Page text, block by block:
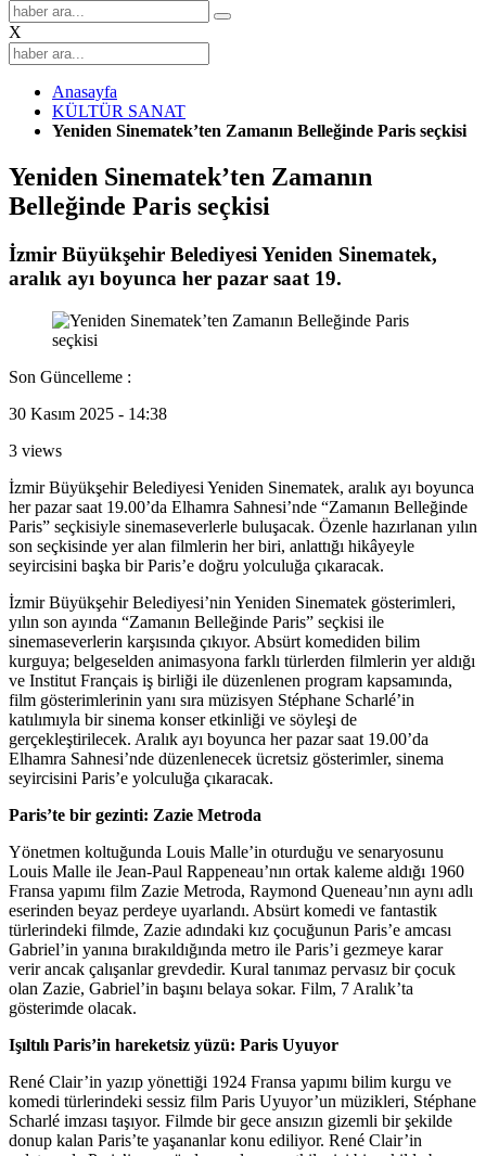
X
Anasayfa
KÜLTÜR SANAT
Yeniden Sinematek’ten Zamanın Belleğinde Paris seçkisi
Yeniden Sinematek’ten Zamanın
Belleğinde Paris seçkisi
İzmir Büyükşehir Belediyesi Yeniden Sinematek,
aralık ayı boyunca her pazar saat 19.
Son Güncelleme :
30 Kasım 2025 - 14:38
3 views
İzmir Büyükşehir Belediyesi Yeniden Sinematek, aralık ayı boyunca
her pazar saat 19.00’da Elhamra Sahnesi’nde “Zamanın Belleğinde
Paris” seçkisiyle sinemaseverlerle buluşacak. Özenle hazırlanan yılın
son seçkisinde yer alan filmlerin her biri, anlattığı hikâyeyle
seyircisini başka bir Paris’e doğru yolculuğa çıkaracak.
İzmir Büyükşehir Belediyesi’nin Yeniden Sinematek gösterimleri,
yılın son ayında “Zamanın Belleğinde Paris” seçkisi ile
sinemaseverlerin karşısında çıkıyor. Absürt komediden bilim
kurguya; belgeselden animasyona farklı türlerden filmlerin yer aldığı
ve Institut Français iş birliği ile düzenlenen program kapsamında,
film gösterimlerinin yanı sıra müzisyen Stéphane Scharlé’in
katılımıyla bir sinema konser etkinliği ve söyleşi de
gerçekleştirilecek. Aralık ayı boyunca her pazar saat 19.00’da
Elhamra Sahnesi’nde düzenlenecek ücretsiz gösterimler, sinema
seyircisini Paris’e yolculuğa çıkaracak.
Paris’te bir gezinti: Zazie Metroda
Yönetmen koltuğunda Louis Malle’in oturduğu ve senaryosunu
Louis Malle ile Jean-Paul Rappeneau’nın ortak kaleme aldığı 1960
Fransa yapımı film Zazie Metroda, Raymond Queneau’nın aynı adlı
eserinden beyaz perdeye uyarlandı. Absürt komedi ve fantastik
türlerindeki filmde, Zazie adındaki kız çocuğunun Paris’e amcası
Gabriel’in yanına bırakıldığında metro ile Paris’i gezmeye karar
verir ancak çalışanlar grevdedir. Kural tanımaz pervasız bir çocuk
olan Zazie, Gabriel’in başını belaya sokar. Film, 7 Aralık’ta
gösterimde olacak.
Işıltılı Paris’in hareketsiz yüzü: Paris Uyuyor
René Clair’in yazıp yönettiği 1924 Fransa yapımı bilim kurgu ve
komedi türlerindeki sessiz film Paris Uyuyor’un müzikleri, Stéphane
Scharlé imzası taşıyor. Filmde bir gece ansızın gizemli bir şekilde
donup kalan Paris’te yaşananlar konu ediliyor. René Clair’in